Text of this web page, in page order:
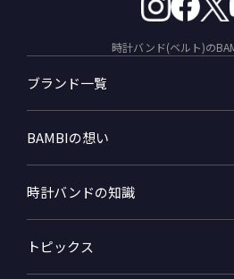
時計バンド(ベルト)の
ブランド一覧
BAMBIの想い
時計バンドの知識
トピックス